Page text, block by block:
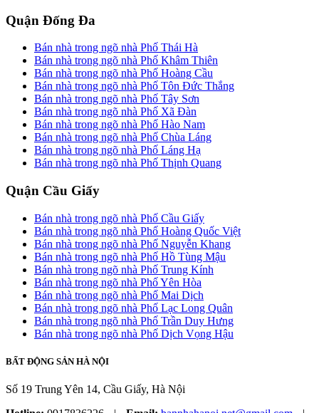
Quận Đống Đa
Bán nhà trong ngõ nhà Phố Thái Hà
Bán nhà trong ngõ nhà Phố Khâm Thiên
Bán nhà trong ngõ nhà Phố Hoàng Cầu
Bán nhà trong ngõ nhà Phố Tôn Đức Thắng
Bán nhà trong ngõ nhà Phố Tây Sơn
Bán nhà trong ngõ nhà Phố Xã Đàn
Bán nhà trong ngõ nhà Phố Hào Nam
Bán nhà trong ngõ nhà Phố Chùa Láng
Bán nhà trong ngõ nhà Phố Láng Hạ
Bán nhà trong ngõ nhà Phố Thịnh Quang
Quận Cầu Giấy
Bán nhà trong ngõ nhà Phố Cầu Giấy
Bán nhà trong ngõ nhà Phố Hoàng Quốc Việt
Bán nhà trong ngõ nhà Phố Nguyễn Khang
Bán nhà trong ngõ nhà Phố Hồ Tùng Mậu
Bán nhà trong ngõ nhà Phố Trung Kính
Bán nhà trong ngõ nhà Phố Yên Hòa
Bán nhà trong ngõ nhà Phố Mai Dịch
Bán nhà trong ngõ nhà Phố Lạc Long Quân
Bán nhà trong ngõ nhà Phố Trần Duy Hưng
Bán nhà trong ngõ nhà Phố Dịch Vọng Hậu
BẤT ĐỘNG SẢN HÀ NỘI
Số 19 Trung Yên 14, Cầu Giấy, Hà Nội